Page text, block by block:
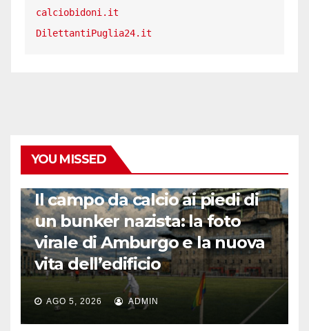
calciobidoni.it
DilettantiPuglia24.it
YOU MISSED
Il campo da calcio ai piedi di
un bunker nazista: la foto
virale di Amburgo e la nuova
vita dell’edificio
AGO 5, 2026 ADMIN
LA STORIA DEL CALCIO